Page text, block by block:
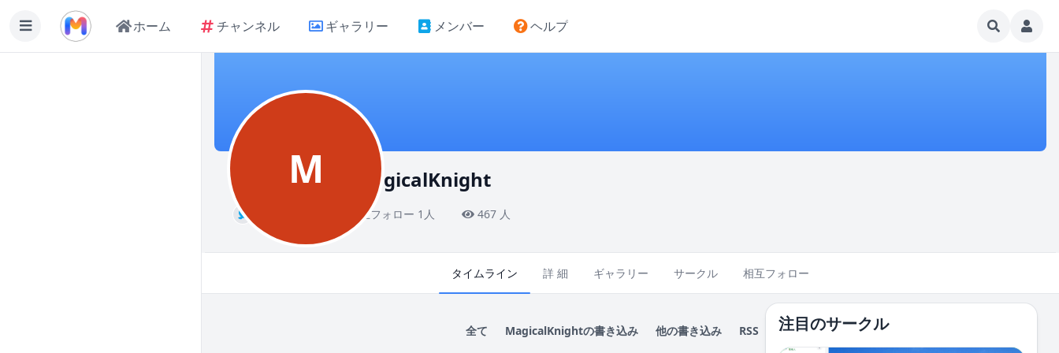
ホーム チャンネル ギャラリー メンバー ヘルプ
M MagicalKnight
相互フォロー 1人 467 人
タイムライン 詳 細 ギャラリー サークル 相互フォロー
全て MagicalKnightの書き込み 他の書き込み RSS 注目のサークル